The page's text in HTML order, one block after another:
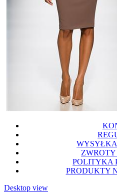
POLITYKA
PRODUKTY
Desktop view